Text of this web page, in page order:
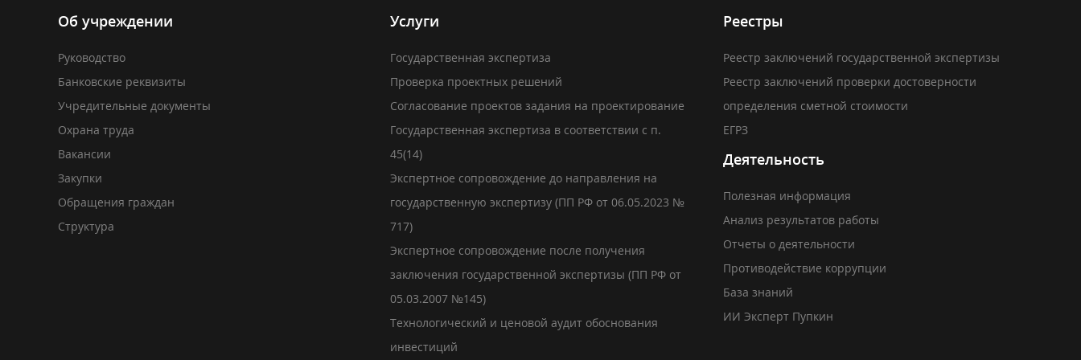
Об учреждении
Руководство
Банковские реквизиты
Учредительные документы
Охрана труда
Вакансии
Закупки
Обращения граждан
Структура
Услуги
Государственная экспертиза
Проверка проектных решений
Согласование проектов задания на проектирование
Государственная экспертиза в соответствии с п.
45(14)
Экспертное сопровождение до направления на
государственную экспертизу (ПП РФ от 06.05.2023 №
717)
Экспертное сопровождение после получения
заключения государственной экспертизы (ПП РФ от
05.03.2007 №145)
Технологический и ценовой аудит обоснования
инвестиций
Реестры
Реестр заключений государственной экспертизы
Реестр заключений проверки достоверности
определения сметной стоимости
ЕГРЗ
Деятельность
Полезная информация
Анализ результатов работы
Отчеты о деятельности
Противодействие коррупции
База знаний
ИИ Эксперт Пупкин